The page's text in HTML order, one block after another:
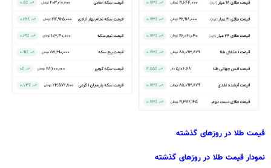
قیمت طلا در روزهای گذشته
نمودار قیمت طلا در روزهای گذشته